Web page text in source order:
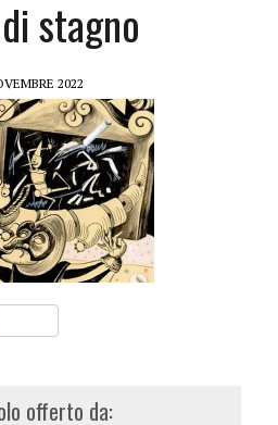
stagno
2022
offerto da: